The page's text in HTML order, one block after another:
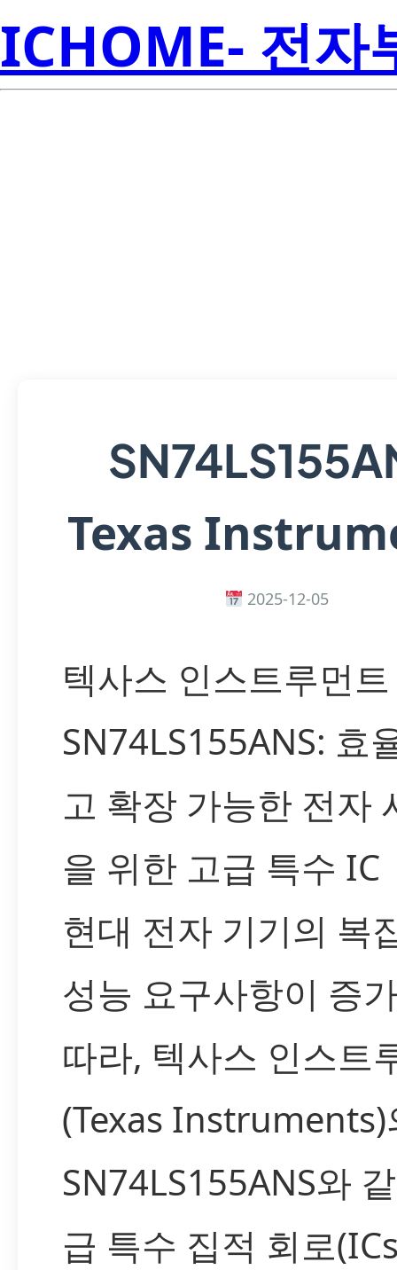
ICHOME- 전자
Texas
2025-12-05
텍사스 인스트루먼트
SN74LS155ANS: 효
고 확장 가능한 전자
을 위한 고급 특수 IC
현대 전자 기기의 복
성능 요구사항이 증
따라, 텍사스 인스트
(Texas Instruments)
SN74LS155ANS와
급 특수 집적 회로